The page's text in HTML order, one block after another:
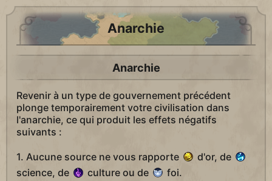
Anarchie
Anarchie
Revenir à un type de gouvernement précédent
plonge temporairement votre civilisation dans
l'anarchie, ce qui produit les effets négatifs
suivants :
1. Aucune source ne vous rapporte
d'or, de
science, de
culture ou de
foi.